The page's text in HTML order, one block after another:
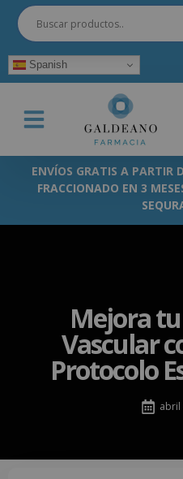
Spanish
ENVÍOS GRATIS A PARTIR
FRACCIONADO EN 3
Mejora
Vascular
Protocolo
abril